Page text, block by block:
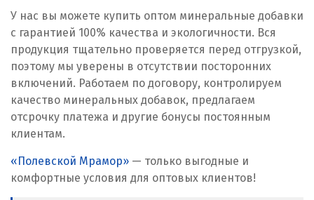
Р
Раменское
Ревда
Реутов
Ростов на Дону
У нас вы можете купить оптом минеральные добавки
с гарантией 100% качества и экологичности. Вся
продукция тщательно проверяется перед отгрузкой,
поэтому мы уверены в отсутствии посторонних
включений. Работаем по договору, контролируем
качество минеральных добавок, предлагаем
отсрочку платежа и другие бонусы постоянным
клиентам.
«Полевской Мрамор» — только выгодные и
комфортные условия для оптовых клиентов!